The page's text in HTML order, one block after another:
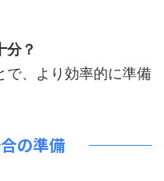
分？
で、より効率的に準備
の準備